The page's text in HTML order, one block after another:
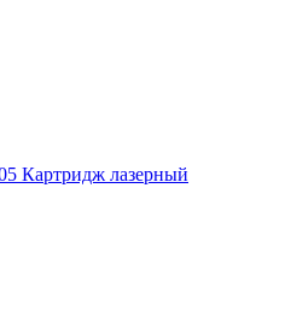
Картридж лазерный